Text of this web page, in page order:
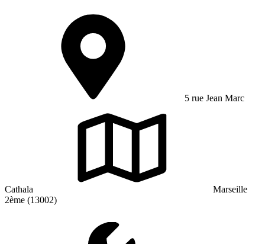
5 rue Jean Marc
Cathala
Marseille
2ème (13002)